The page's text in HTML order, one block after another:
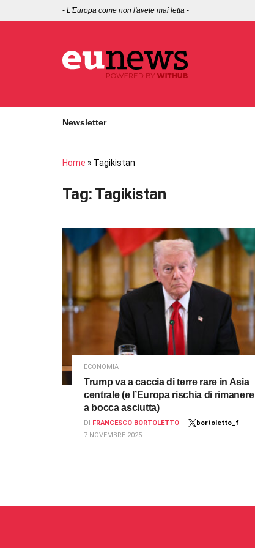
- L'Europa come non l'avete mai letta -
Newsletter
Home » Tagikistan
Tag: Tagikistan
ECONOMIA
Trump va a caccia di terre rare in Asia
centrale (e l’Europa rischia di rimanere
a bocca asciutta)
DI FRANCESCO BORTOLETTO
bortoletto_f
7 NOVEMBRE 2025